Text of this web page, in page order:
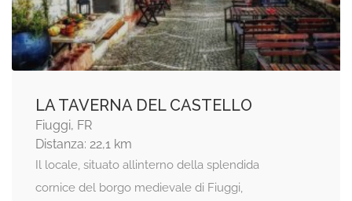
LA TAVERNA DEL CASTELLO
Fiuggi, FR
Distanza: 22,1 km
Il locale, situato allinterno della splendida
cornice del borgo medievale di Fiuggi,